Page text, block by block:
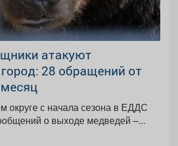
атакуют
28 обращений от
округе с начала сезона в ЕДДС
о выходе медведей –...